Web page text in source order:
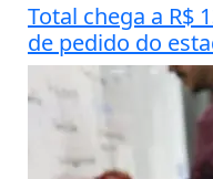
Total chega a R$
de pedido do